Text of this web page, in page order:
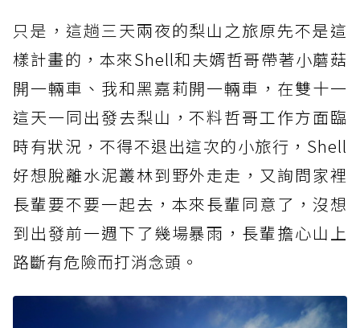
只是，這趟三天兩夜的梨山之旅原先不是這
樣計畫的，本來Shell和夫婿哲哥帶著小蘑菇
開一輛車、我和黑嘉莉開一輛車，在雙十一
這天一同出發去梨山，不料哲哥工作方面臨
時有狀況，不得不退出這次的小旅行，Shell
好想脫離水泥叢林到野外走走，又詢問家裡
長輩要不要一起去，本來長輩同意了，沒想
到出發前一週下了幾場暴雨，長輩擔心山上
路斷有危險而打消念頭。